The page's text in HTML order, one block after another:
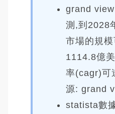
grand
測,到2028
市場的規模
1114.8億
率(cagr)可
源: grand
statista數